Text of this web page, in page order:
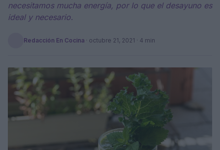
necesitamos mucha energía, por lo que el desayuno es
ideal y necesario.
Redacción En Cocina · octubre 21, 2021 · 4 min